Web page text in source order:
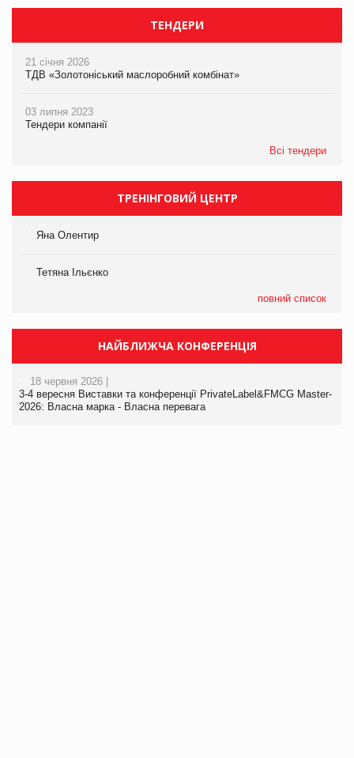
ТЕНДЕРИ
21 січня 2026
ТДВ «Золотоніський маслоробний комбінат»
03 липня 2023
Тендери компанії
Всі тендери
ТРЕНІНГОВИЙ ЦЕНТР
Яна Олентир
Тетяна Ільєнко
повний список
НАЙБЛИЖЧА КОНФЕРЕНЦІЯ
18 червня 2026 |
3-4 вересня Виставки та конференції PrivateLabel&FMCG Master-
2026: Власна марка - Власна перевага